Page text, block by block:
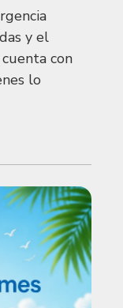
y el
con
lo